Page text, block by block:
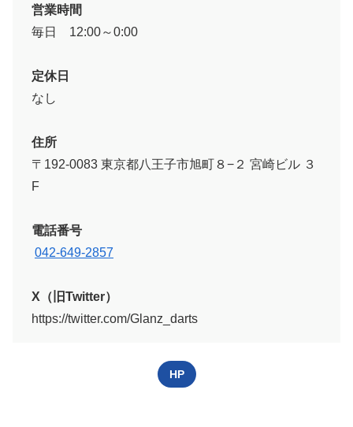
営業時間
毎日 12:00～0:00
定休日
なし
住所
〒192-0083 東京都八王子市旭町８−２ 宮崎ビル ３
F
電話番号
042-649-2857
X（旧Twitter）
https://twitter.com/Glanz_darts
HP